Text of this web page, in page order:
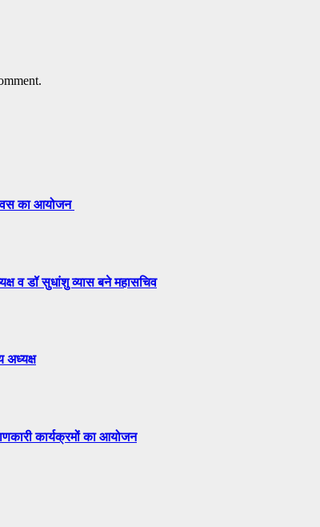
का आयोजन
व डॉ सुधांशु व्यास बने महासचिव
अध्यक्ष
कार्यक्रमों का आयोजन